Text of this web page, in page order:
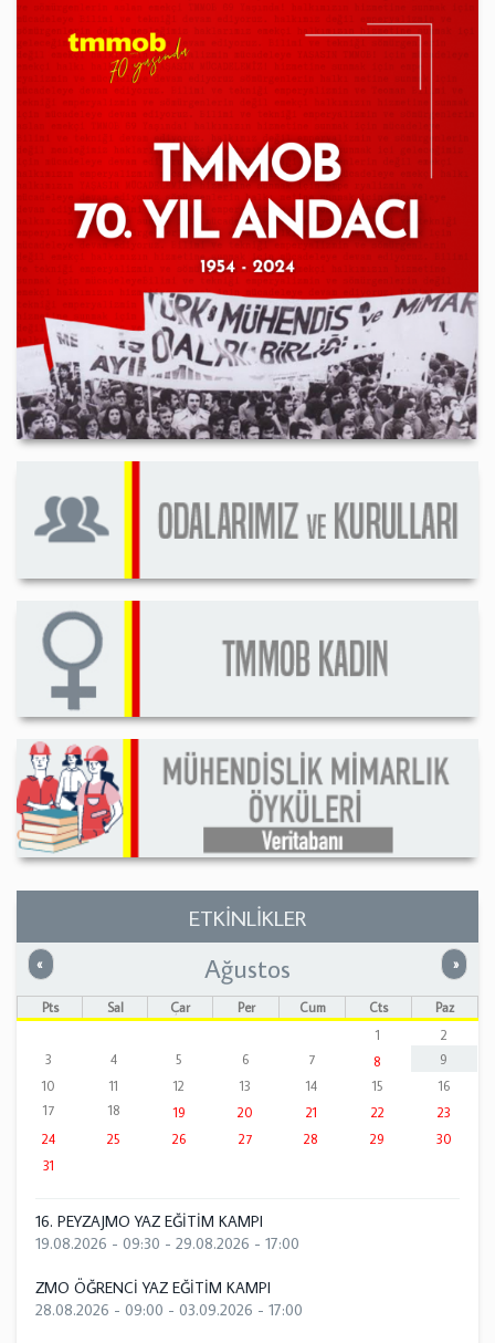
ETKİNLİKLER
« Önceki »
Ağustos
Pts Sal Çar Per Cum Cts
Paz
1
2
3
4 5 6 7 8
9
10
11 12 13 14 15
16
17
18 19 20 21 22
23
24
25 26 27 28 29
30
31
16. PEYZAJMO YAZ EĞİTİM KAMPI
19.08.2026 - 09:30 - 29.08.2026 - 17:00
ZMO ÖĞRENCİ YAZ EĞİTİM KAMPI
28.08.2026 - 09:00 - 03.09.2026 - 17:00